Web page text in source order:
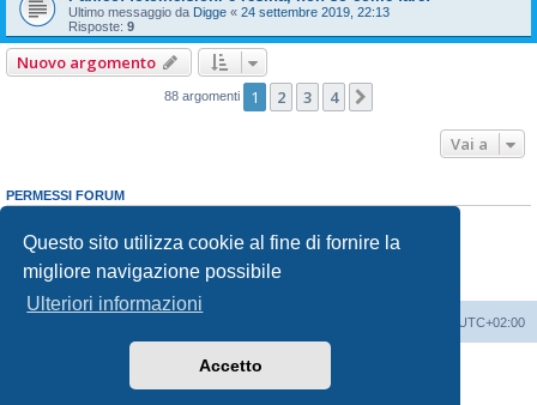
Questo sito utilizza cookie al fine di fornire la
migliore navigazione possibile
Ulteriori informazioni
Accetto
Ultimo messaggio da Digge « 24 settembre 2019, 22:13
Risposte: 9
Nuovo argomento
88 argomenti 1 2 3 4
Vai a
PERMESSI FORUM
Non puoi
rispondere negli argomenti
Non puoimodificare i tuoi messaggi
Non puoicancellare i tuoi messaggi
Non puoi
inviare allegati
UTC+02:00
phpBB® Forum Software © phpBB Limited
phpBB-Italia.it